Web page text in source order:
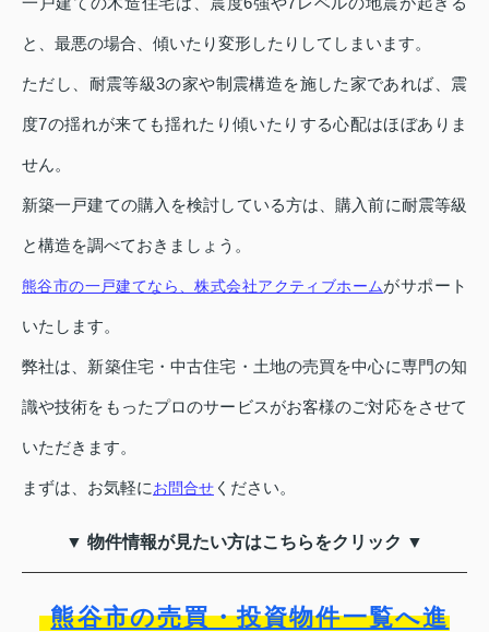
と、最悪の場合、傾いたり変形したりしてしまいます。
ただし、耐震等級3の家や制震構造を施した家であれば、震
度7の揺れが来ても揺れたり傾いたりする心配はほぼありま
せん。
新築一戸建ての購入を検討している方は、購入前に耐震等級
と構造を調べておきましょう。
熊谷市の一戸建てなら、株式会社アクティブホームがサポート
いたします。
弊社は、新築住宅・中古住宅・土地の売買を中心に専門の知
識や技術をもったプロのサービスがお客様のご対応をさせて
いただきます。
まずは、お気軽にお問合せ ください。
▼ 物件情報が見たい方はこちらをクリック ▼
熊谷市の売買・投資物件一覧へ進